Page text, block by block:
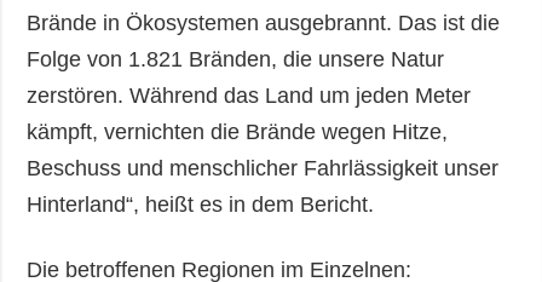
Brände in Ökosystemen ausgebrannt. Das ist die
Folge von 1.821 Bränden, die unsere Natur
zerstören. Während das Land um jeden Meter
kämpft, vernichten die Brände wegen Hitze,
Beschuss und menschlicher Fahrlässigkeit unser
Hinterland“, heißt es in dem Bericht.
Die betroffenen Regionen im Einzelnen: